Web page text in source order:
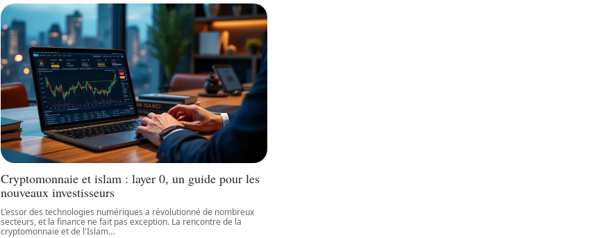
Cryptomonnaie et islam : layer 0, un guide pour les
nouveaux investisseurs
L'essor des technologies numériques a révolutionné de nombreux
secteurs, et la finance ne fait pas exception. La rencontre de la
cryptomonnaie et de l'Islam…